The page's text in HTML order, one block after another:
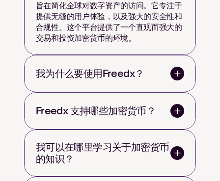
旨在简化全球对数字资产的访问。它专注于
提供无缝的用户体验，以及强大的安全性和
合规性。这个平台提供了一个直观而强大的
交易和投资加密货币的环境。
我为什么要使用Freedx？
Freedx 支持哪些加密货币？
我可以在哪里学习关于加密货币
的知识？